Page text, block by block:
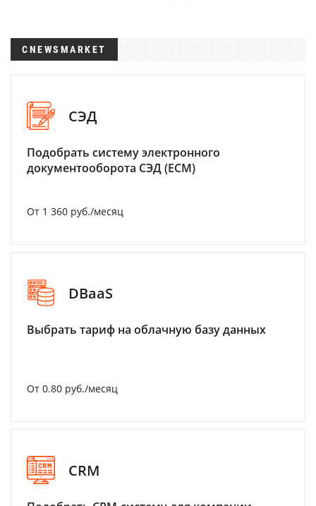
CNEWSMARKET
СЭД
Подобрать систему электронного
документооборота СЭД (ECM)
От 1 360 руб./месяц
DBaaS
Выбрать тариф на облачную базу данных
От 0.80 руб./месяц
CRM